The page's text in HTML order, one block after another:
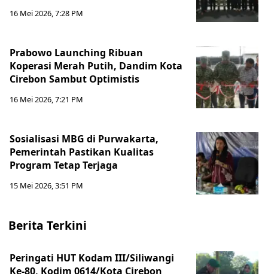
16 Mei 2026, 7:28 PM
Prabowo Launching Ribuan
Koperasi Merah Putih, Dandim Kota
Cirebon Sambut Optimistis
16 Mei 2026, 7:21 PM
Sosialisasi MBG di Purwakarta,
Pemerintah Pastikan Kualitas
Program Tetap Terjaga
15 Mei 2026, 3:51 PM
Berita Terkini
Peringati HUT Kodam III/Siliwangi
Ke-80, Kodim 0614/Kota Cirebon